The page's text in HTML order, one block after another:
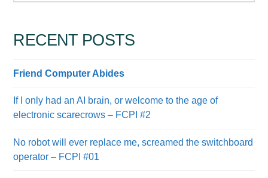
RECENT POSTS
Friend Computer Abides
If I only had an AI brain, or welcome to the age of
electronic scarecrows – FCPI #2
No robot will ever replace me, screamed the switchboard
operator – FCPI #01